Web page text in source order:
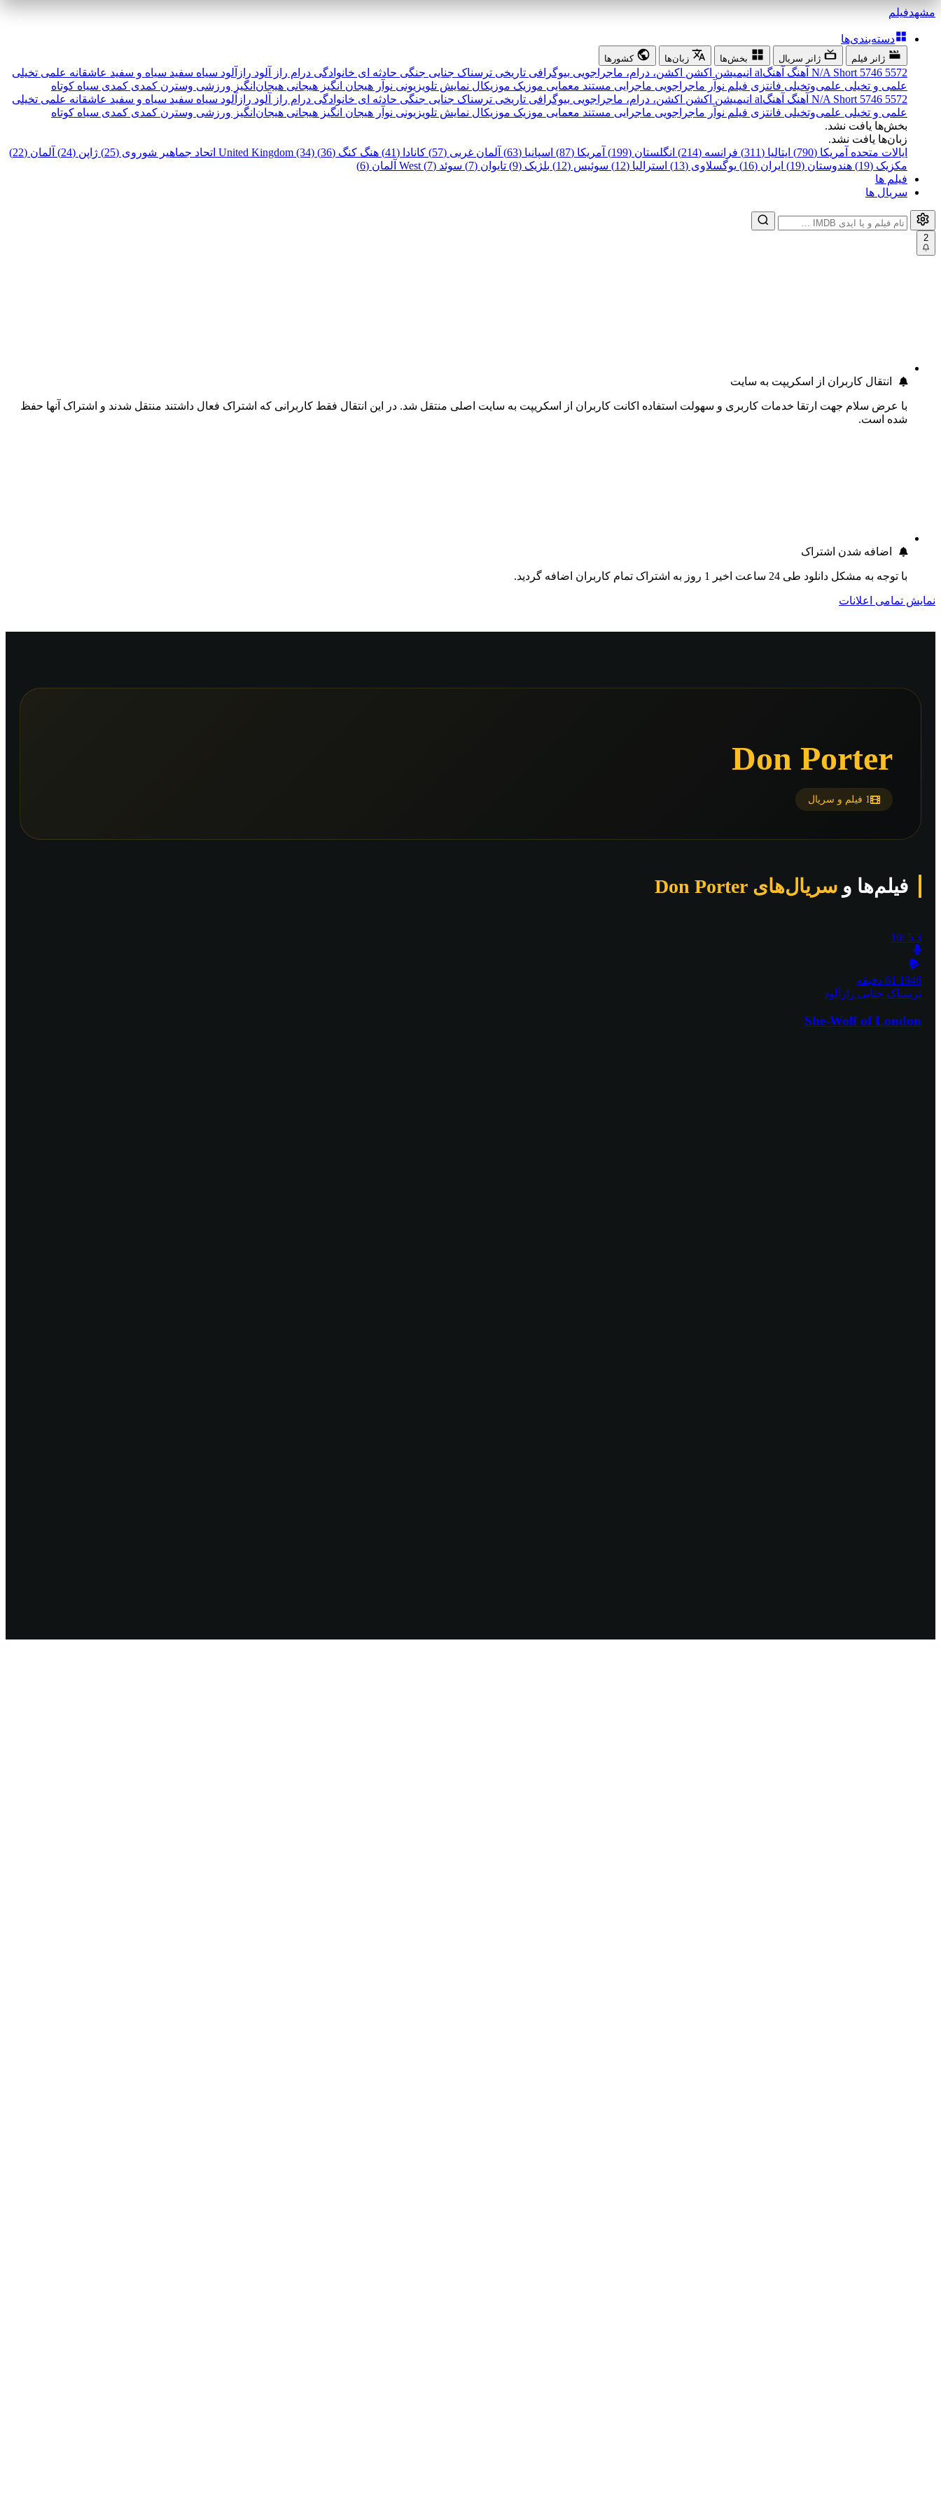
مشهدفیلم
دسته‌بندی‌ها
ژانر فیلم ژانر سریال بخش‌ها زبان‌ها کشورها
5572
5746
N/A Short آهنگ آهنگal انیمیشن اکشن اکشن، درام، ماجراجویی بیوگرافی تاریخی ترسناک جنایی جنگی حادثه ای خانوادگی درام راز آلود رازآلود سیاه سفید سیاه و سفید عاشقانه علمی تخیلی
علمی و تخیلی علمی‌و‌تخیلی فانتزی فیلم نوآر ماجراجویی ماجرایی مستند معمایی موزیک موزیکال نمایش تلویزیونی نوآر هیجان انگیز هیجانی هیجان‌انگیز ورزشی وسترن کمدی کمدی سیاه کوتاه
5572
5746
N/A Short آهنگ آهنگal انیمیشن اکشن اکشن، درام، ماجراجویی بیوگرافی تاریخی ترسناک جنایی جنگی حادثه ای خانوادگی درام راز آلود رازآلود سیاه سفید سیاه و سفید عاشقانه علمی تخیلی
علمی و تخیلی علمی‌و‌تخیلی فانتزی فیلم نوآر ماجراجویی ماجرایی مستند معمایی موزیک موزیکال نمایش تلویزیونی نوآر هیجان انگیز هیجانی هیجان‌انگیز ورزشی وسترن کمدی کمدی سیاه کوتاه
بخش‌ها یافت نشد.
زبان‌ها یافت نشد.
ایالات متحده آمریکا (790)
ایتالیا (311) فرانسه (214) انگلستان (199) آمریکا (87) اسپانیا (63) آلمان غربی (57) کانادا (41) هنگ کنگ (36) United Kingdom (34) اتحاد جماهیر شوروی (25) ژاپن (24)
آلمان (22)
مکزیک (19)
هندوستان (19) ایران (16) یوگسلاوی (13) استرالیا (12) سوئیس (12) بلژیک (9) تایوان (7) سوئد (7)
West آلمان (6)
فیلم ها
سریال ها
2
انتقال کاربران از اسکریپت به سایت
با عرض سلام جهت ارتقا خدمات کاربری و سهولت استفاده اکانت کاربران از اسکریپت به سایت اصلی منتقل شد. در این انتقال فقط کاربرانی که اشتراک فعال داشتند منتقل شدند و اشتراک آنها حفظ
شده است.
اضافه شدن اشتراک
با توجه به مشکل دانلود طی 24 ساعت اخیر 1 روز به اشتراک تمام کاربران اضافه گردید.
نمایش تمامی اعلانات
Don Porter
1 فیلم و سریال
فیلم‌ها و سریال‌های Don Porter
5.3
/10
1946 61 دقیقه
ترسناک جنایی رازآلود
She-Wolf of London